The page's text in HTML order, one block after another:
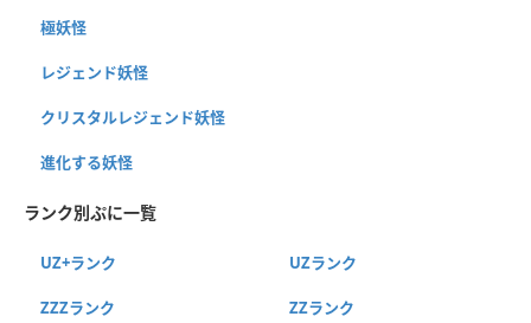
極妖怪
レジェンド妖怪
クリスタルレジェンド妖怪
進化する妖怪
ランク別ぷに一覧
UZ+ランク UZランク
ZZZランク ZZランク